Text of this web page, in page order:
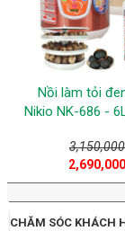
Nồi làm tỏi
Nikio NK-686 -
CHĂM SÓC KHÁCH